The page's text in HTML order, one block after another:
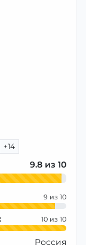
+14
9.8
9
10
Россия